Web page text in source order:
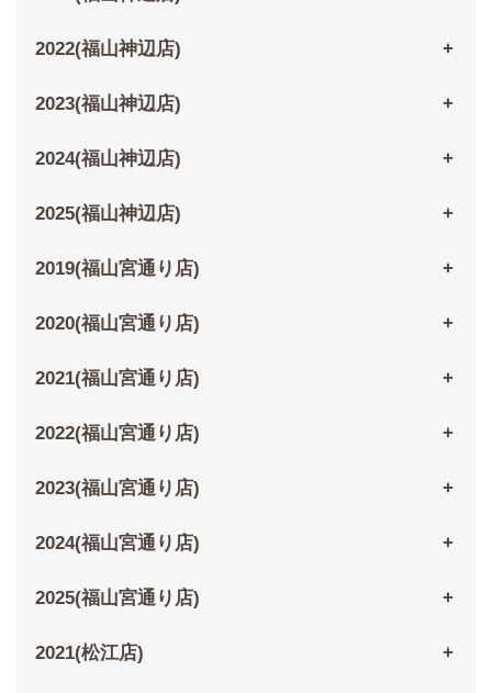
2022(福山神辺店)
2023(福山神辺店)
2024(福山神辺店)
2025(福山神辺店)
2019(福山宮通り店)
2020(福山宮通り店)
2021(福山宮通り店)
2022(福山宮通り店)
2023(福山宮通り店)
2024(福山宮通り店)
2025(福山宮通り店)
2021(松江店)